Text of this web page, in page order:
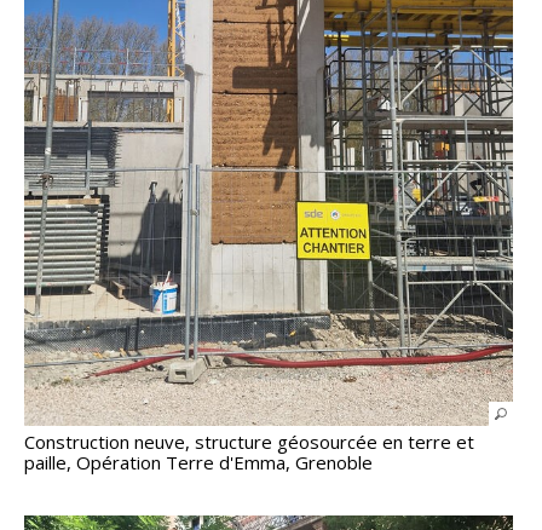
Construction neuve, structure géosourcée en terre et
paille, Opération Terre d'Emma, Grenoble